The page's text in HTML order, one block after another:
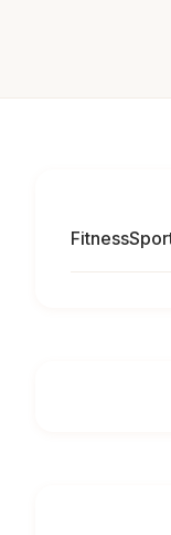
Fitness